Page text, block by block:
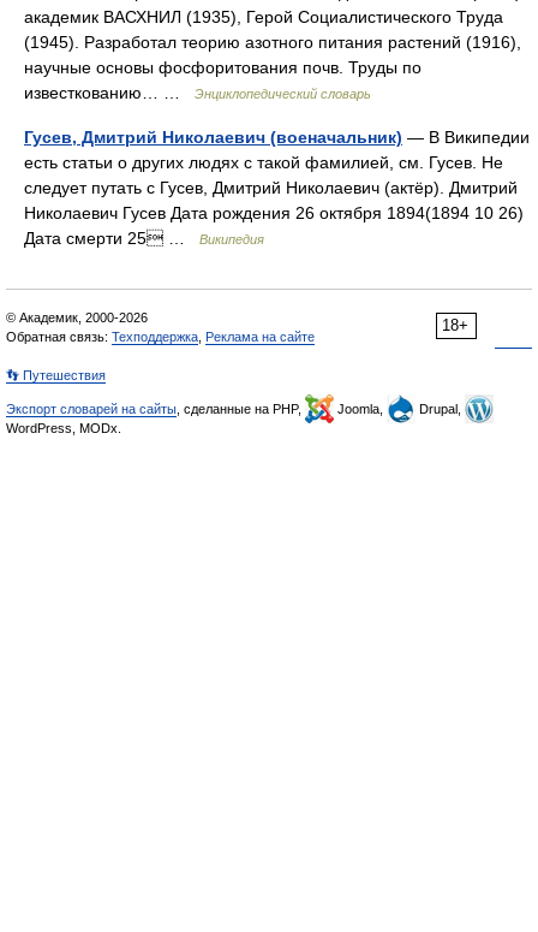
академик ВАСХНИЛ (1935), Герой Социалистического Труда
(1945). Разработал теорию азотного питания растений (1916),
научные основы фосфоритования почв. Труды по
известкованию… …
Энциклопедический словарь
Гусев, Дмитрий Николаевич (военачальник) — В Википедии
есть статьи о других людях с такой фамилией, см. Гусев. Не
следует путать с Гусев, Дмитрий Николаевич (актёр). Дмитрий
Николаевич Гусев Дата рождения 26 октября 1894(1894 10 26)
Дата смерти 25 …
Википедия
18+
© Академик, 2000-2026
Обратная связь: Техподдержка Реклама на сайте
👣 Путешествия
Экспорт словарей на сайты , сделанные на PHP, Joomla,
Drupal,
WordPress, MODx.